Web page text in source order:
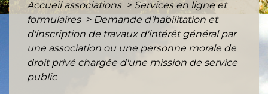
Accueil associations > Services en ligne et
formulaires > Demande d'habilitation et
d'inscription de travaux d'intérêt général par
une association ou une personne morale de
droit privé chargée d'une mission de service
public